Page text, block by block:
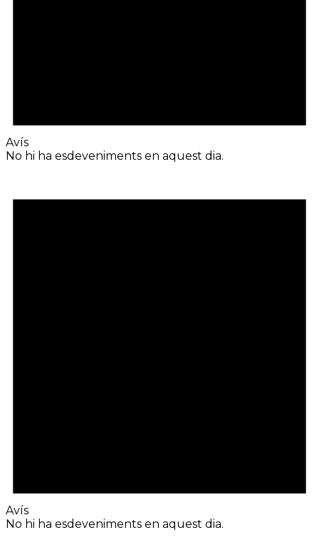
Avís
No hi ha esdeveniments en aquest dia.
Avís
No hi ha esdeveniments en aquest dia.